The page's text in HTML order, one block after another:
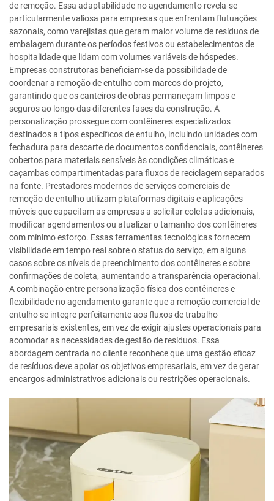
de remoção. Essa adaptabilidade no agendamento revela-se
particularmente valiosa para empresas que enfrentam flutuações
sazonais, como varejistas que geram maior volume de resíduos de
embalagem durante os períodos festivos ou estabelecimentos de
hospitalidade que lidam com volumes variáveis de hóspedes.
Empresas construtoras beneficiam-se da possibilidade de
coordenar a remoção de entulho com marcos do projeto,
garantindo que os canteiros de obras permaneçam limpos e
seguros ao longo das diferentes fases da construção. A
personalização prossegue com contêineres especializados
destinados a tipos específicos de entulho, incluindo unidades com
fechadura para descarte de documentos confidenciais, contêineres
cobertos para materiais sensíveis às condições climáticas e
caçambas compartimentadas para fluxos de reciclagem separados
na fonte. Prestadores modernos de serviços comerciais de
remoção de entulho utilizam plataformas digitais e aplicações
móveis que capacitam as empresas a solicitar coletas adicionais,
modificar agendamentos ou atualizar o tamanho dos contêineres
com mínimo esforço. Essas ferramentas tecnológicas fornecem
visibilidade em tempo real sobre o status do serviço, em alguns
casos sobre os níveis de preenchimento dos contêineres e sobre
confirmações de coleta, aumentando a transparência operacional.
A combinação entre personalização física dos contêineres e
flexibilidade no agendamento garante que a remoção comercial de
entulho se integre perfeitamente aos fluxos de trabalho
empresariais existentes, em vez de exigir ajustes operacionais para
acomodar as necessidades de gestão de resíduos. Essa
abordagem centrada no cliente reconhece que uma gestão eficaz
de resíduos deve apoiar os objetivos empresariais, em vez de gerar
encargos administrativos adicionais ou restrições operacionais.